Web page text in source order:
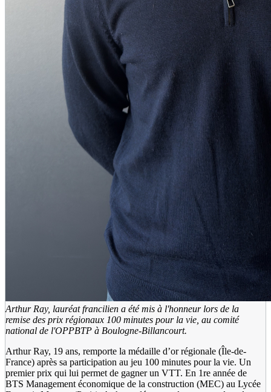
Arthur Ray, lauréat francilien a été mis à l'honneur lors de la
remise des prix régionaux 100 minutes pour la vie, au comité
national de l'OPPBTP à Boulogne-Billancourt.
Arthur Ray, 19 ans, remporte la médaille d’or régionale (Île-de-
France) après sa participation au jeu 100 minutes pour la vie. Un
premier prix qui lui permet de gagner un VTT. En 1re année de
BTS Management économique de la construction (MEC) au Lycée